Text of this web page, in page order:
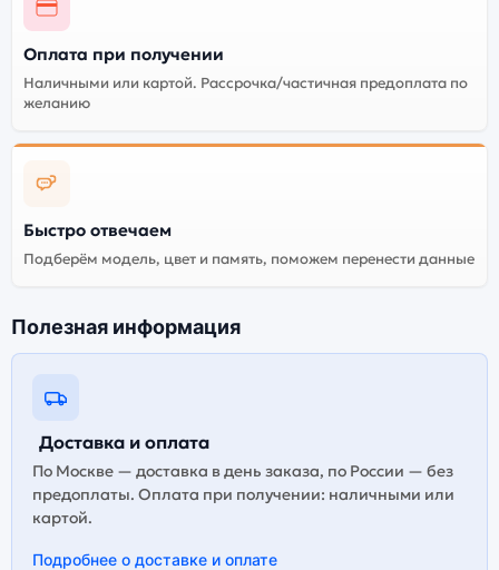
Оплата при получении
Наличными или картой. Рассрочка/частичная предоплата по
желанию
Быстро отвечаем
Подберём модель, цвет и память, поможем перенести данные
Полезная информация
Доставка и оплата
По Москве — доставка в день заказа, по России — без
предоплаты. Оплата при получении: наличными или
картой.
Подробнее о доставке и оплате